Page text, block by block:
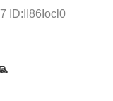
ID:II86Iocl0